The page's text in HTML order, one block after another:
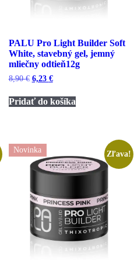
PALU Pro Light Builder Soft
White, stavebný gel, jemný
mliečny odtieň12g
8,90€ Pôvodná
bola:
8,90 €.
6,23 €Aktuálna
je:
6,23 €.
Pridať do košíka
Zľava!
Novinka